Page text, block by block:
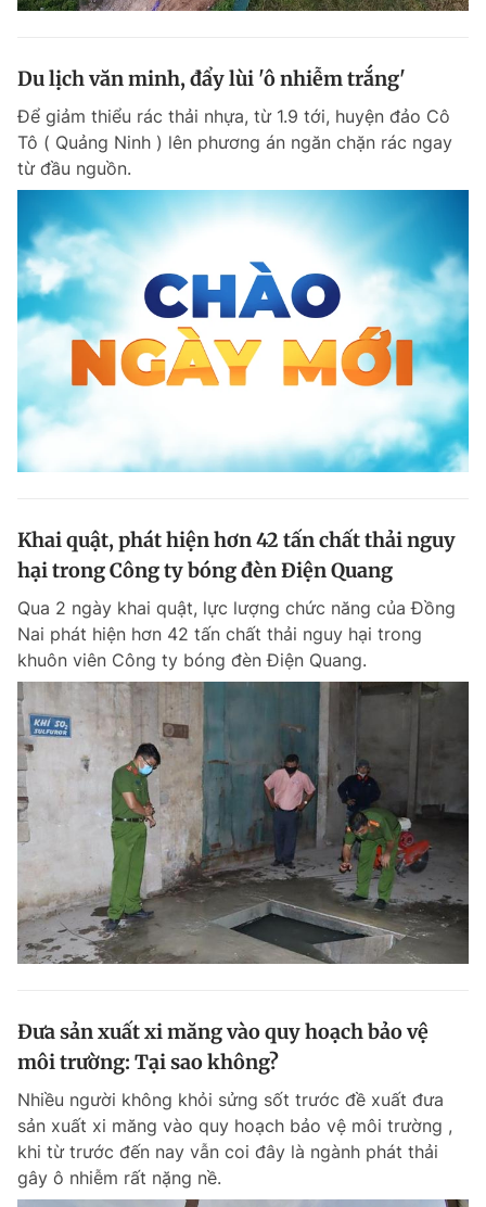
Du lịch văn minh, đẩy lùi 'ô nhiễm trắng'
Để giảm thiểu rác thải nhựa, từ 1.9 tới, huyện đảo Cô
Tô ( Quảng Ninh ) lên phương án ngăn chặn rác ngay
từ đầu nguồn.
Khai quật, phát hiện hơn 42 tấn chất thải nguy
hại trong Công ty bóng đèn Điện Quang
Qua 2 ngày khai quật, lực lượng chức năng của Đồng
Nai phát hiện hơn 42 tấn chất thải nguy hại trong
khuôn viên Công ty bóng đèn Điện Quang.
Đưa sản xuất xi măng vào quy hoạch bảo vệ
môi trường: Tại sao không?
Nhiều người không khỏi sửng sốt trước đề xuất đưa
sản xuất xi măng vào quy hoạch bảo vệ môi trường ,
khi từ trước đến nay vẫn coi đây là ngành phát thải
gây ô nhiễm rất nặng nề.